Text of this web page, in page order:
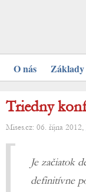
O nás Základy
Triedny
Mises.cz: 06. října 2012,
Je začiatok
definitívne